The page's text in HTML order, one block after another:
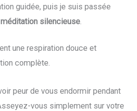
guidée, puis je suis passée
méditation silencieuse
une respiration douce et
complète.
peur de vous endormir pendant
vous simplement sur votre